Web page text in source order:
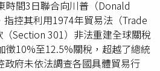
。
時間3日聯合向川普（Donald
指控其利用1974年貿易法（Trade
Section 301）非法重建全球關稅
徵10%至12.5%關稅，超越了總統
府未依法調查各國具體貿易行